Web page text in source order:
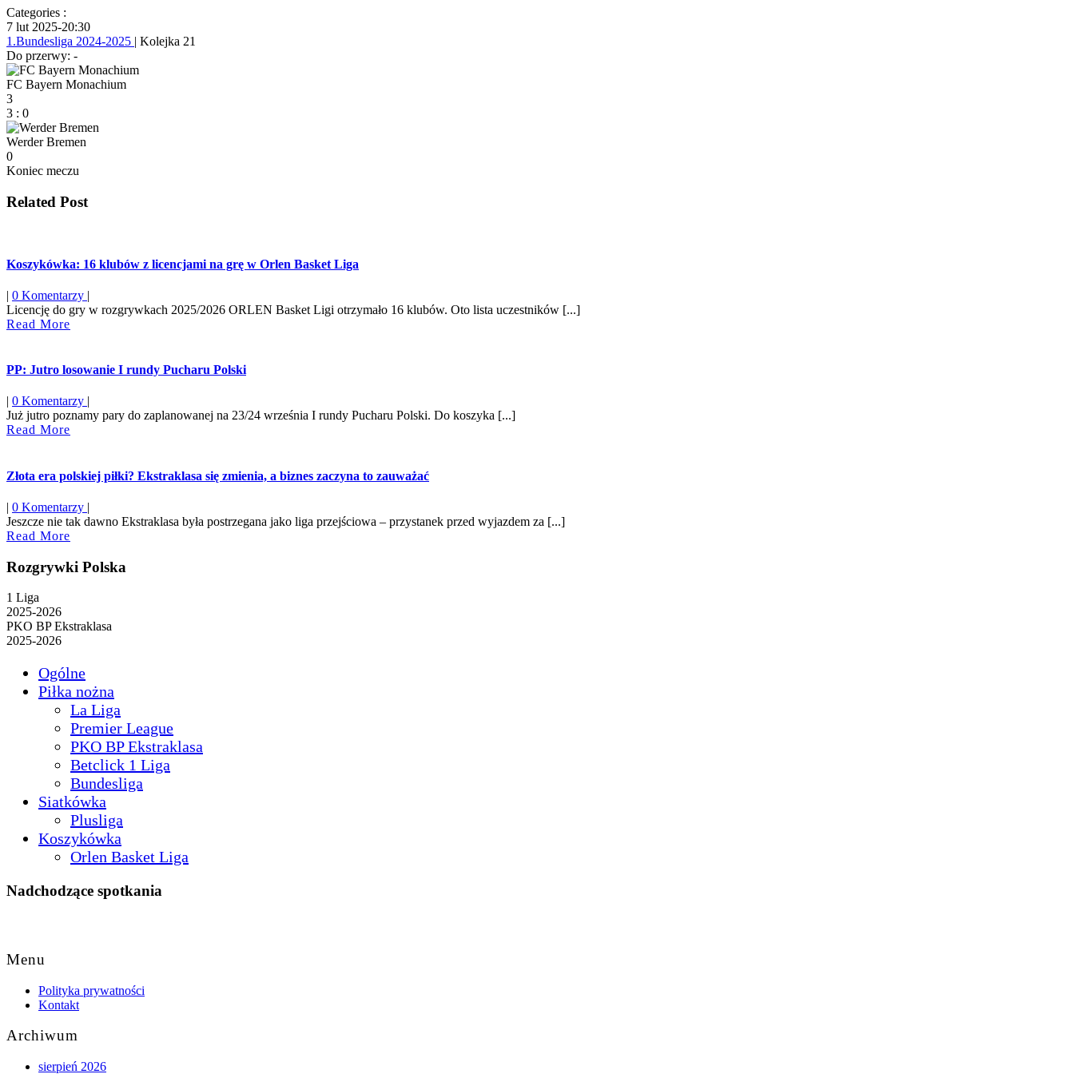
Categories :
7 lut 2025-20:30
1.Bundesliga 2024-2025 | Kolejka 21
Do przerwy: -
FC Bayern Monachium
3
3 : 0
Werder Bremen
0
Koniec meczu
Related Post
Koszykówka: 16 klubów z licencjami na grę w Orlen Basket Liga
| 0 Komentarzy |
Licencję do gry w rozgrywkach 2025/2026 ORLEN Basket Ligi otrzymało 16 klubów. Oto lista uczestników [...]
Read More
PP: Jutro losowanie I rundy Pucharu Polski
| 0 Komentarzy |
Już jutro poznamy pary do zaplanowanej na 23/24 września I rundy Pucharu Polski. Do koszyka [...]
Read More
Złota era polskiej piłki? Ekstraklasa się zmienia, a biznes zaczyna to zauważać
| 0 Komentarzy |
Jeszcze nie tak dawno Ekstraklasa była postrzegana jako liga przejściowa – przystanek przed wyjazdem za [...]
Read More
Rozgrywki Polska
1 Liga
2025-2026
PKO BP Ekstraklasa
2025-2026
Ogólne
Piłka nożna
La Liga
Premier League
PKO BP Ekstraklasa
Betclick 1 Liga
Bundesliga
Siatkówka
Plusliga
Koszykówka
Orlen Basket Liga
Nadchodzące spotkania
Top
Menu
Polityka prywatności
Kontakt
Archiwum
sierpień 2026